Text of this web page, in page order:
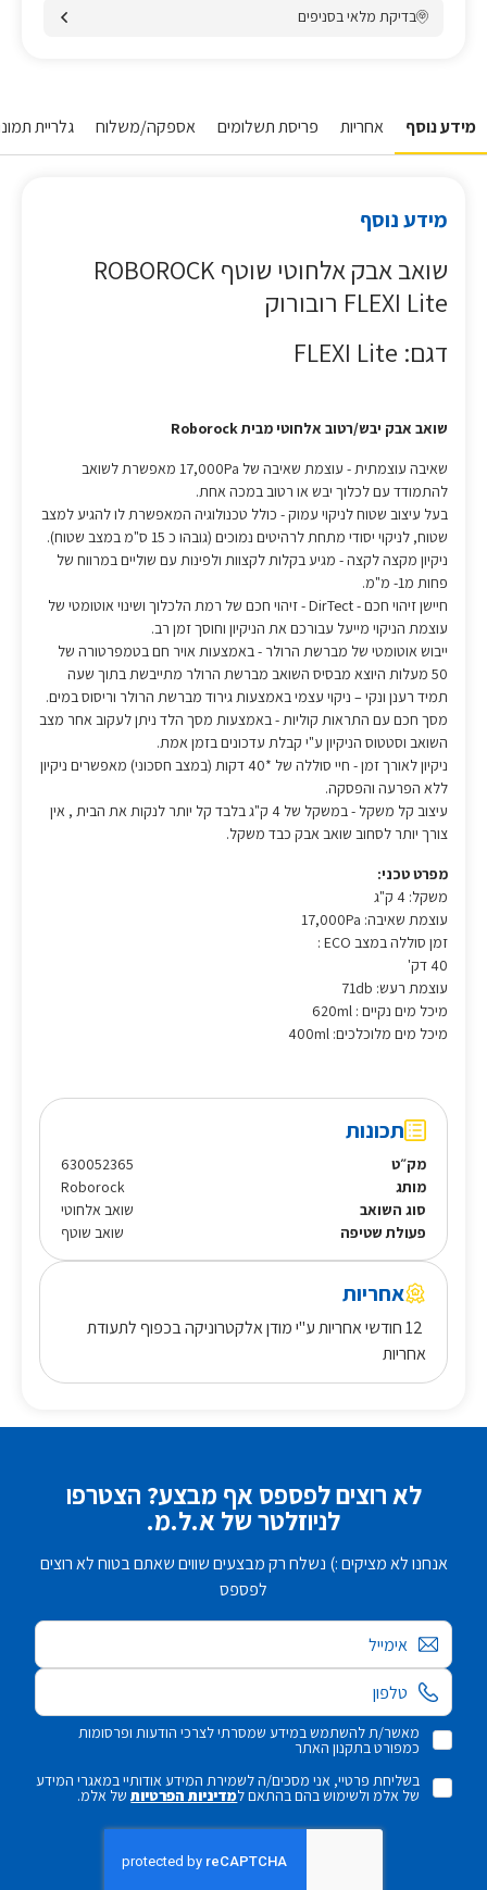
בדיקת מלאי בסניפים
מידע נוסף אחריות פריסת תשלומים אספקה/משלוח גלריית
מידע נוסף
שואב אבק אלחוטי שוטף ROBOROCK
FLEXI Lite רובורוק
דגם: FLEXI Lite
שואב אבק יבש/רטוב אלחוטי מבית Roborock
שאיבה עוצמתית - עוצמת שאיבה של 17,000Pa מאפשרת לשואב
להתמודד עם לכלוך יבש או רטוב במכה אחת.
בעל עיצוב שטוח לניקוי עמוק - כולל טכנולוגיה המאפשרת לו להגיע למצב
שטוח, לניקוי יסודי מתחת לרהיטים נמוכים (גובהו כ 15 ס"מ במצב שטוח).
ניקיון מקצה לקצה - מגיע בקלות לקצוות ולפינות עם שוליים במרווח של
פחות מ1- מ"מ.
חיישן זיהוי חכם - DirTect - זיהוי חכם של רמת הלכלוך ושינוי אוטומטי של
עוצמת הניקוי מייעל עבורכם את הניקיון וחוסך זמן רב.
ייבוש אוטומטי של מברשת הרולר - באמצעות אויר חם בטמפרטורה של
50 מעלות היוצא מבסיס השואב מברשת הרולר מתייבשת בתוך שעה
תמיד רענן ונקי – ניקוי עצמי באמצעות גירוד מברשת הרולר וריסוס במים.
מסך חכם עם התראות קוליות - באמצעות מסך הלד ניתן לעקוב אחר מצב
השואב וסטטוס הניקיון ע"י קבלת עדכונים בזמן אמת.
ניקיון לאורך זמן - חיי סוללה של *40 דקות (במצב חסכוני) מאפשרים ניקיון
ללא הפרעה והפסקה.
עיצוב קל משקל - במשקל של 4 ק"ג בלבד קל יותר לנקות את הבית , אין
צורך יותר לסחוב שואב אבק כבד משקל.
מפרט טכני:
משקל: 4 ק"ג
עוצמת שאיבה: 17,000Pa
זמן סוללה במצב ECO :
40 דק'
עוצמת רעש: 71db
מיכל מים נקיים : 620ml
מיכל מים מלוכלכים: 400ml
תכונות
מק״ט
630052365
מותג
Roborock
סוג השואב
שואב אלחוטי
פעולת שטיפה
שואב שוטף
אחריות
12 חודשי אחריות ע"י מודן אלקטרוניקה בכפוף לתעודת
אחריות
לא רוצים לפספס אף מבצע? הצטרפו
לניוזלטר של א.ל.מ.
אנחנו לא מציקים :) נשלח רק מבצעים שווים שאתם בטוח לא רוצים
לפספס
אימייל
מאשר/ת להשתמש במידע שמסרתי לצרכי הודעות ופרסומות
כמפורט בתקנון האתר
בשליחת פרטיי, אני מסכים/ה לשמירת המידע אודותיי במאגרי המידע
של אלמ ולשימוש בהם בהתאם למדיניות הפרטיותשל אלמ.